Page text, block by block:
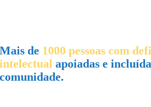
Mais de 1000 pessoas com
intelectual apoiadas e
comunidade.